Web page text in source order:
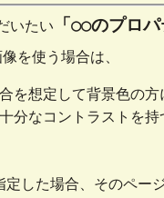
いたい 「 ○○のプロ
を使う場合は、
を想定して背景色の
分なコントラストを
した場合、そのペー